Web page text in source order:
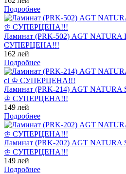
Подробнее
Ламинат (PRK-502) AGT NATURA
СУПЕРЦЕНА!!!
162 лей
Подробнее
Ламинат (PRK-214) AGT NATURA
♔ СУПЕРЦЕНА!!!
149 лей
Подробнее
Ламинат (PRK-202) AGT NATURA
♔ СУПЕРЦЕНА!!!
149 лей
Подробнее